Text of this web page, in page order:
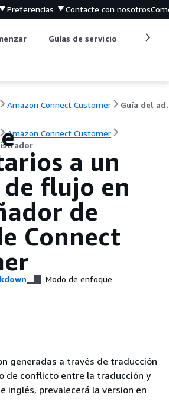
Preferencias Contacte con nosotros
Guías de servicio
Amazon Connect Customer
Amazon Connect Customer
a un
flujo en
de
Connect
Modo de enfoque
generadas a través de traducción
de conflicto entre la traducción y
inglés, prevalecerá la version en